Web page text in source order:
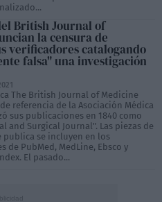
British Journal of
la censura de
verificadores catalogando
falsa" una investigación
The British Journal of Medicine
referencia de la Asociación Médica
sus publicaciones en 1840 como
and Surgical Journal". Las piezas de
publica se incluyen en los
de PubMed, MedLine, Ebsco y
El pasado...